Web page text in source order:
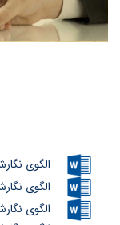
الگوی
الگوی
الگوی